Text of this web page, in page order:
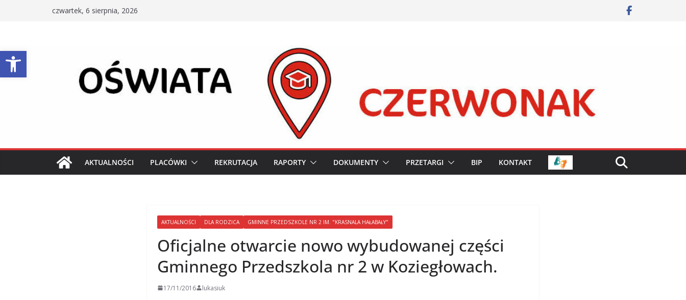
Otwórz pasek narzędzi
czwartek, 6 sierpnia, 2026
AKTUALNOŚCI PLACÓWKI REKRUTACJA RAPORTY DOKUMENTY PRZETARGI BIP KONTAKT
AKTUALNOŚCI DLA RODZICA GMINNE PRZEDSZKOLE NR 2 IM. "KRASNALA HAŁABAŁY"
Oficjalne otwarcie nowo wybudowanej części
Gminnego Przedszkola nr 2 w Koziegłowach.
17/11/2016 lukasiuk